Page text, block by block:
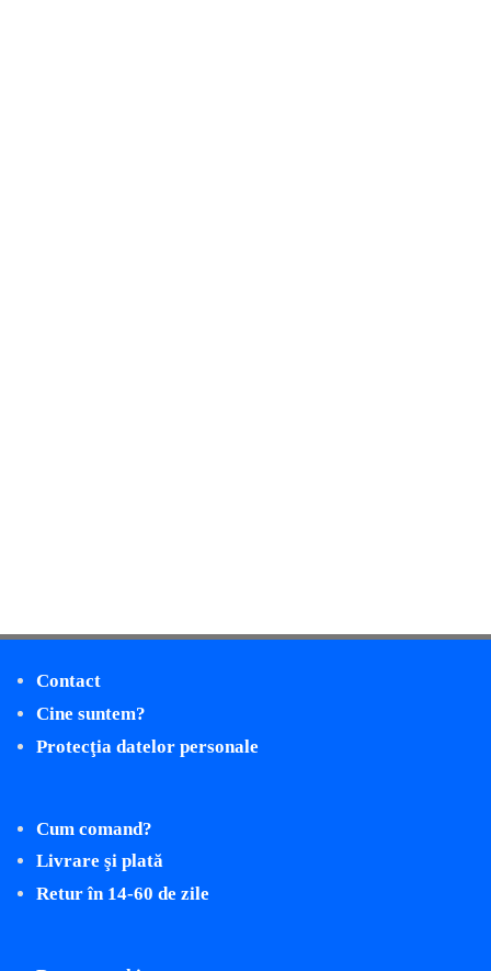
Contact
Cine suntem?
Protecţia datelor personale
Cum comand?
Livrare şi plată
Retur în 14-60 de zile